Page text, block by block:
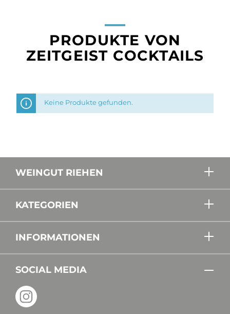
PRODUKTE VON
ZEITGEIST COCKTAILS
Keine Produkte gefunden.
WEINGUT RIEHEN
KATEGORIEN
INFORMATIONEN
SOCIAL MEDIA